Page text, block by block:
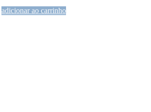
adicionar ao carrinho